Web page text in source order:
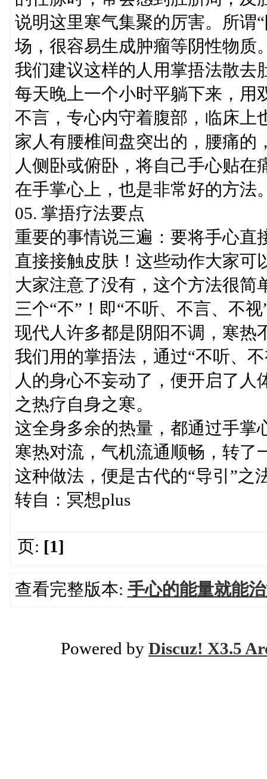
说明这里寒气集聚的厉害。所谓
场，很容易生成肿瘤等阴性物质
我们建议这样的人用掌捂法散去
每天晚上一个小时平躺下来，用
不言，专心内守着腹部，临床上
家人有腰椎间盘突出的，腰痛的
人侧卧或俯卧，将自己手心贴
在手掌心上，也是非常好的方法
05. 掌捂疗法要点
重要的事情说三遍：要将手心直
直接接触皮肤！这些动作大家可
大家注意了没有，这个方法很简
三个“不”！即“不听、不言、不视
现代人许多都是阴阳不调，寒热
我们用的掌捂法，通过“不听、
人的身心不妄动了，便开启了
之热疗自身之寒。
这全身多余的热量，都通过手掌
寒热对流，气机流通顺畅，转了
这种做法，便是古代的“导引”之
转自：冥想plus
页: [1]
查看完整版本: 手心的能量就能
Powered by Discuz! X3.5